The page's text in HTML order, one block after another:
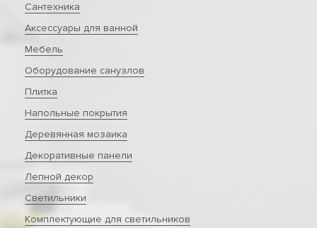
Сантехника
Аксессуары для ванной
Мебель
Оборудование санузлов
Плитка
Напольные покрытия
Деревянная мозаика
Декоративные панели
Лепной декор
Светильники
Комплектующие для светильников